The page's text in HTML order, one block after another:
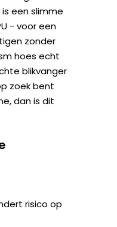
een slimme
- voor een
zonder
hoes echt
blikvanger
zoek bent
dan is dit
risico op